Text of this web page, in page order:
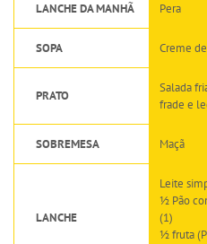
LANCHE DA MANHÃ Pera
SOPA Creme
PRATO
Salada
frade e
SOBREMESA Maçã
LANCHE
Leite
½ Pão
(1)
½ fruta